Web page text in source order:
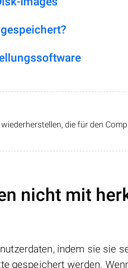
die für den
nicht mit
indem sie sie
gespeichert werden.